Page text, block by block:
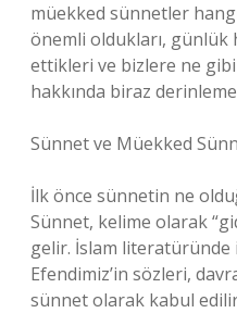
müekked sünnetler
önemli oldukları, günlük
ettikleri ve bizlere ne
hakkında biraz
Sünnet ve Müekked
İlk önce sünnetin ne
Sünnet, kelime olarak
gelir. İslam literatüründe
Efendimiz’in sözleri,
sünnet olarak kabul